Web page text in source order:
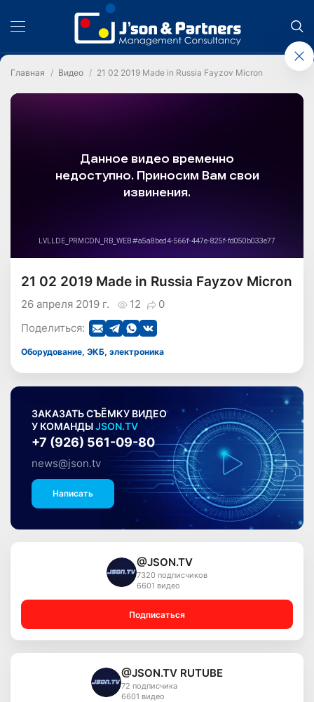
Главная Видео 21 02 2019 Made in Russia Fayzov Micron
21 02 2019 Made in Russia Fayzov Micron
12 0
26 апреля 2019 г.
Поделиться:
Оборудование, ЭКБ, электроника
ЗАКАЗАТЬ СЪЁМКУ ВИДЕО
У КОМАНДЫJSON.TV
+7 (926) 561-09-80
news@json.tv
Написать
@JSON.TV
7320 подписчиков
6601 видео
Подписаться
@JSON.TV RUTUBE
72 подписчика
6601 видео